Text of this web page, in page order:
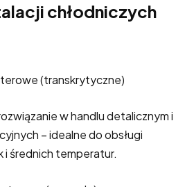
chłodniczych
(transkrytyczne)
w handlu detalicznym i
– idealne do obsługi
i średnich temperatur.